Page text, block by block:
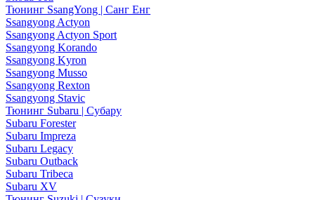
Тюнинг SsangYong | Санг Енг
Ssangyong Actyon
Ssangyong Actyon Sport
Ssangyong Korando
Ssangyong Kyron
Ssangyong Musso
Ssangyong Rexton
Ssangyong Stavic
Тюнинг Subaru | Субару
Subaru Forester
Subaru Impreza
Subaru Legacy
Subaru Outback
Subaru Tribeca
Subaru XV